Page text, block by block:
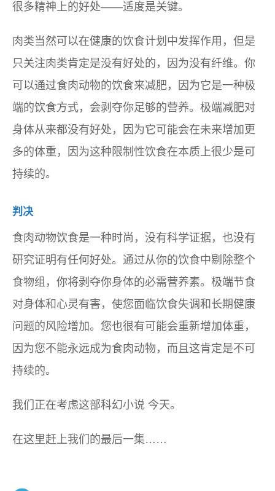
很多精神上的好处——适度是关键。
肉类当然可以在健康的饮食计划中发挥作用，但是
只关注肉类肯定是没有好处的，因为没有纤维。你
可以通过食肉动物的饮食来减肥，因为它是一种极
端的饮食方式，会剥夺你足够的营养。极端减肥对
身体从来都没有好处，因为它可能会在未来增加更
多的体重，因为这种限制性饮食在本质上很少是可
持续的。
判决
食肉动物饮食是一种时尚，没有科学证据，也没有
研究证明有任何好处。通过从你的饮食中剔除整个
食物组，你将剥夺你身体的必需营养素。极端节食
对身体和心灵有害，使您面临饮食失调和长期健康
问题的风险增加。您也很有可能会重新增加体重，
因为您不能永远成为食肉动物，而且这肯定是不可
持续的。
我们正在考虑这部科幻小说 今天。
在这里赶上我们的最后一集……